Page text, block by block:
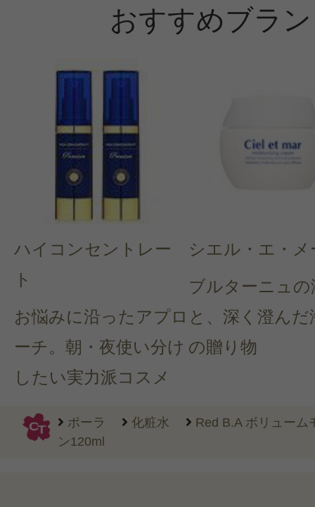
おすすめブラ
ハイコンセントレー
ト
お悩みに沿ったアプロ
ーチ。朝・夜使い分け
したい実力派コスメ
シエル・エ・メ
ブルターニュの
と、深く澄んだ
の贈り物
ポーラ 化粧水
Red B.A ボリューム
ン120ml